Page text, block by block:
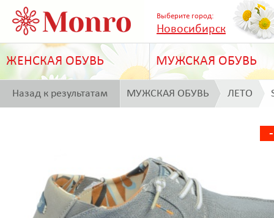
Выберите город:
Новосибирск
ЖЕНСКАЯ ОБУВЬ МУЖСКАЯ ОБУВЬ
Назад к результатам МУЖСКАЯ ОБУВЬ ЛЕТО